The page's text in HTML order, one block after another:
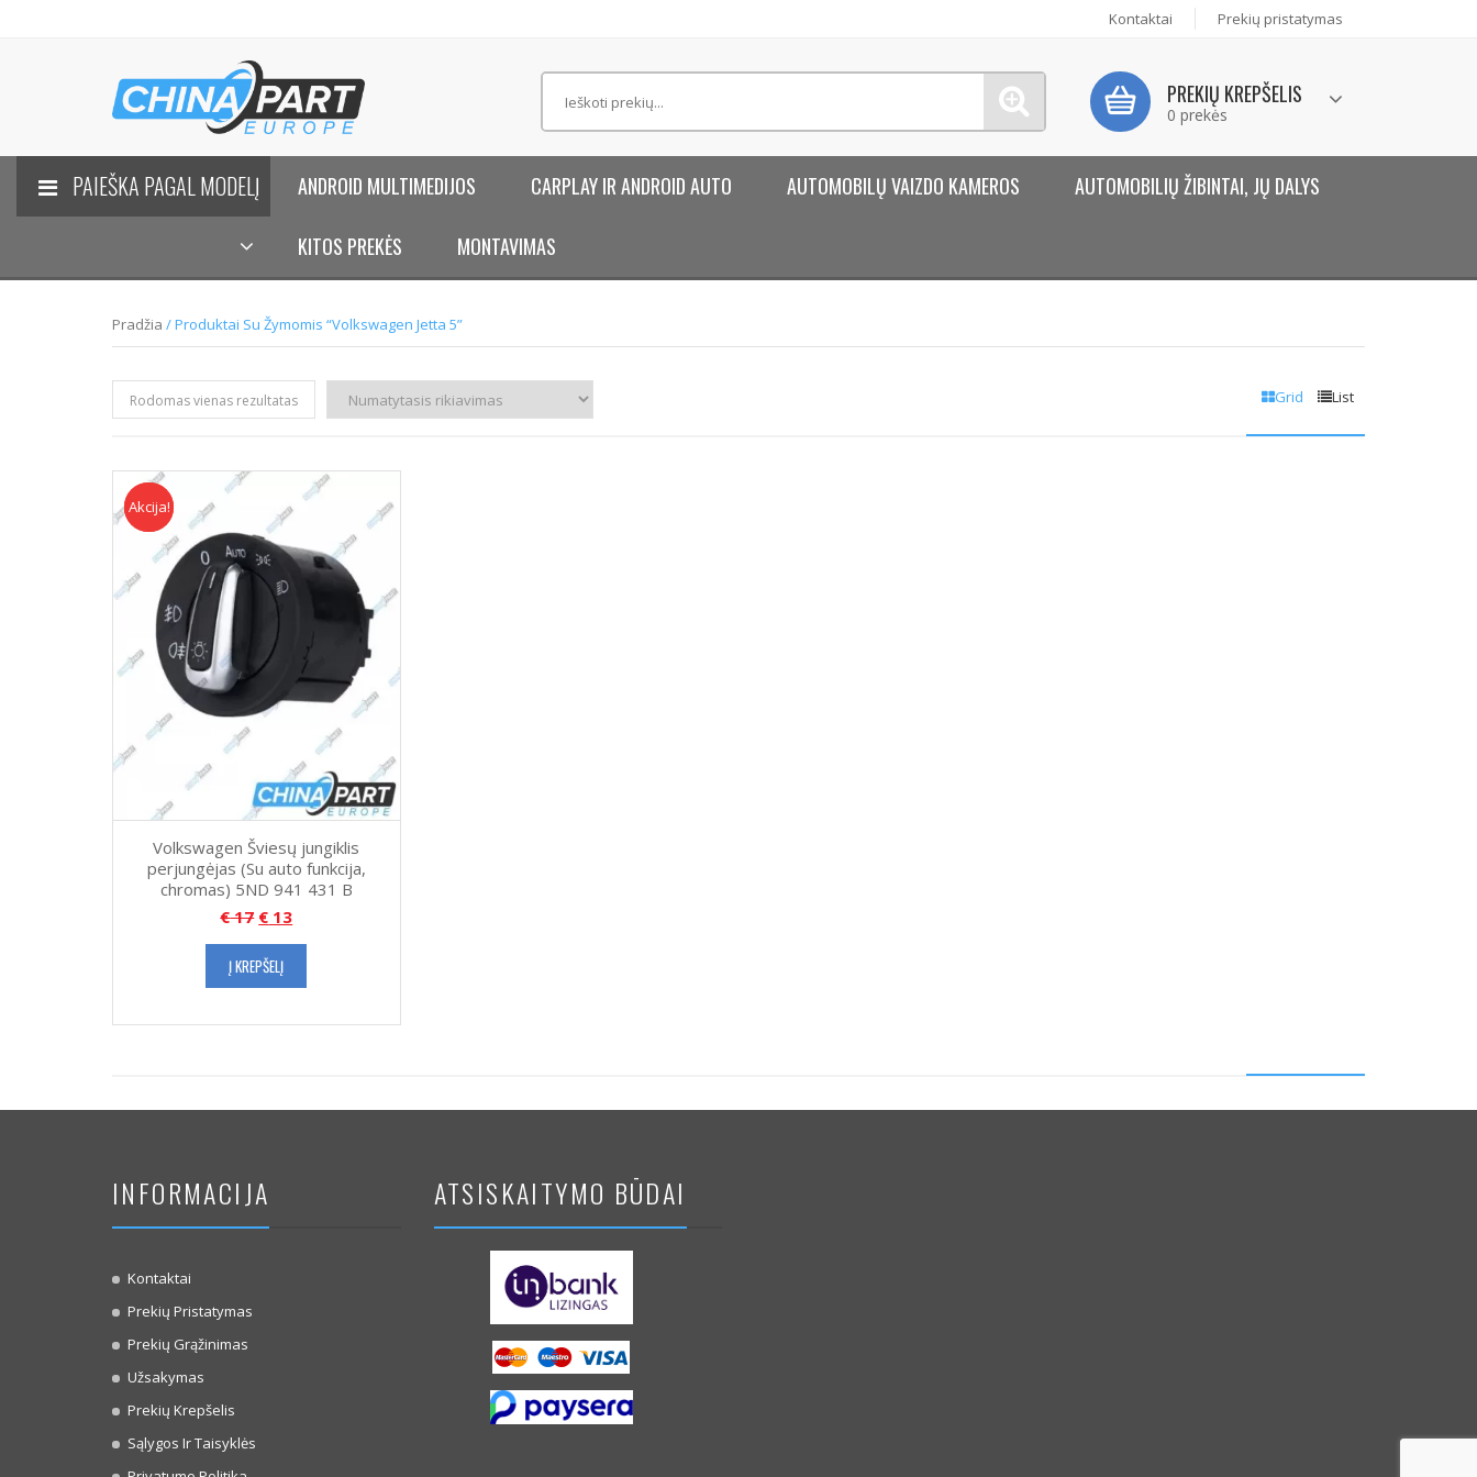
Kontaktai Prekių pristatymas
PREKIŲ KREPŠELIS
0 prekės
PAIEŠKA PAGAL MODELĮ ANDROID MULTIMEDIJOS CARPLAY IR ANDROID AUTO AUTOMOBILŲ VAIZDO KAMEROS AUTOMOBILIŲ ŽIBINTAI, JŲ DALYS
KITOS PREKĖS MONTAVIMAS
Pradžia / Produktai Su Žymomis “Volkswagen Jetta 5”
Grid List
Rodomas vienas rezultatas
Akcija
Akcija!
Volkswagen Šviesų jungiklis
perjungėjas (Su auto funkcija,
chromas) 5ND 941 431 B
€17 € 13
Į KREPŠELĮ
INFORMACIJA
Kontaktai
Prekių Pristatymas
Prekių Grąžinimas
Užsakymas
Prekių Krepšelis
Sąlygos Ir Taisyklės
ATSISKAITYMO BŪDAI